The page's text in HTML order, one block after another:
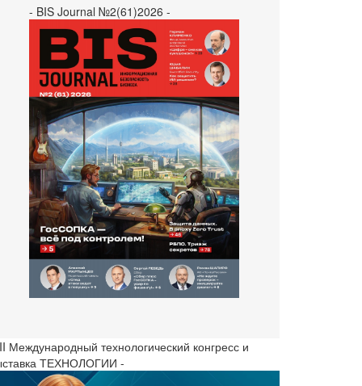
- BIS Journal №2(61)2026 -
Международный технологический конгресс и
ТЕХНОЛОГИИ -